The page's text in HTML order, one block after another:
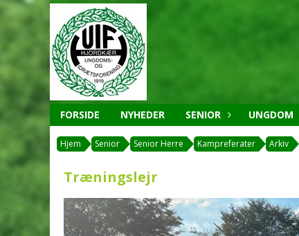
FORSIDE NYHEDER SENIOR UNGDOM
Hjem Senior Senior Herre Kampreferater Arkiv
Træningslejr